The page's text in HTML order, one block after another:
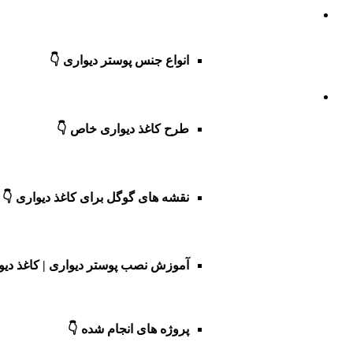
انواع جنس پوستر دیواری 👇
طرح کاغذ دیواری خاص 👇
نقشه های گوگل برای کاغذ دیواری 👇
آموزش نصب پوستر دیواری | کاغذ
پروژه های انجام شده 👇